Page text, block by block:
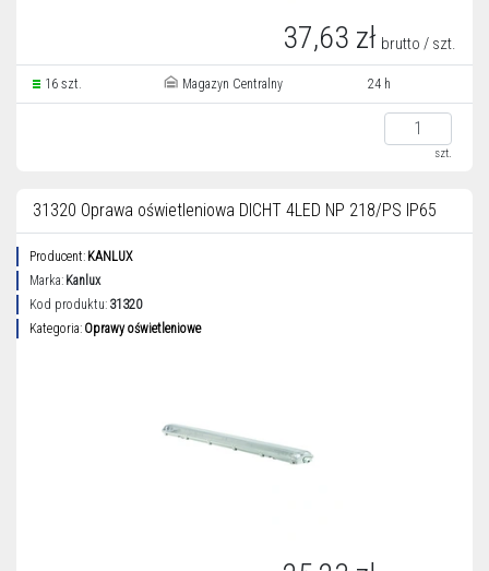
37,63 zł brutto / szt.
16 szt. Magazyn Centralny 24 h
szt.
31320 Oprawa oświetleniowa DICHT 4LED NP 218/PS IP65
Producent: KANLUX
Marka: Kanlux
Kod produktu: 31320
Kategoria: Oprawy oświetleniowe